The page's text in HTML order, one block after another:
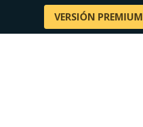
VERSIÓN PREMIUM